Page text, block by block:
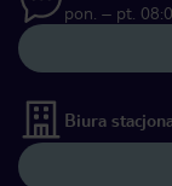
pon. – pt.
Biura